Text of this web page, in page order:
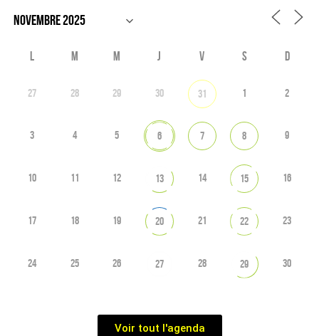
L M M J V S D
27 28 29 30 31 1 2
3 4 5 6 7 8 9
10 11 12 13 14 15 16
17 18 19 20 21 22 23
24 25 26 27 28 29 30
Voir tout l'agenda